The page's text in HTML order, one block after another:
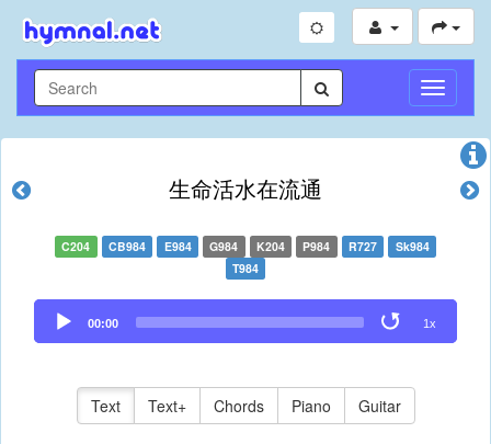
Toggle
生命活水在流通
C204 CB984 E984 G984 K204 P984 R727
Sk984
T984
Audio
Player
00:00 1x
Text Text+ Chords Piano Guitar